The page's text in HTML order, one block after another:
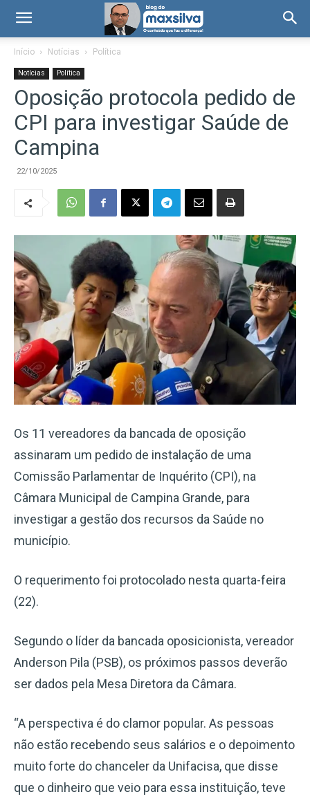
Início Notícias Política
Notícias Política
Oposição protocola pedido de
CPI para investigar Saúde de
Campina
22/10/2025
Os 11 vereadores da bancada de oposição
assinaram um pedido de instalação de uma
Comissão Parlamentar de Inquérito (CPI), na
Câmara Municipal de Campina Grande, para
investigar a gestão dos recursos da Saúde no
município.
O requerimento foi protocolado nesta quarta-feira
(22).
Segundo o líder da bancada oposicionista, vereador
Anderson Pila (PSB), os próximos passos deverão
ser dados pela Mesa Diretora da Câmara.
“A perspectiva é do clamor popular. As pessoas
não estão recebendo seus salários e o depoimento
muito forte do chanceler da Unifacisa, que disse
que o dinheiro que veio para essa instituição, teve